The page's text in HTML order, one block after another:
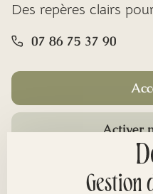
Des repères clairs
07 86 75 37 90
Activer
Gestion